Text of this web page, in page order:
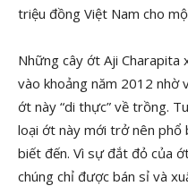
triệu đồng Việt Nam cho
Những cây ớt Aji Charapita
vào khoảng năm 2012 nhờ
ớt này “di thực” về trồng.
loại ớt này mới trở nên phổ
biết đến. Vì sự đắt đỏ của
chúng chỉ được bán sỉ và